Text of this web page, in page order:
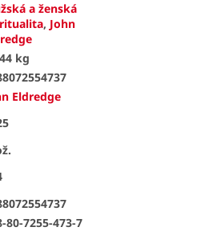
a ženská
, John
kg
Eldredge
80-7255-473-7